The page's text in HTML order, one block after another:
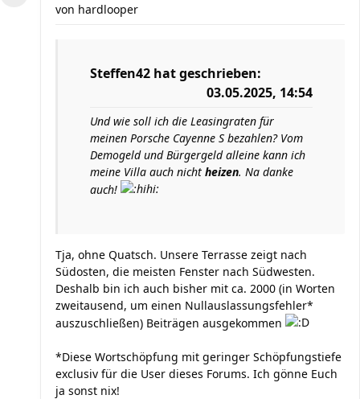
von hardlooper
Steffen42 hat geschrieben:
03.05.2025, 14:54
Und wie soll ich die Leasingraten für
meinen Porsche Cayenne S bezahlen? Vom
Demogeld und Bürgergeld alleine kann ich
meine Villa auch nicht heizen. Na danke
auch!
Tja, ohne Quatsch. Unsere Terrasse zeigt nach
Südosten, die meisten Fenster nach Südwesten.
Deshalb bin ich auch bisher mit ca. 2000 (in Worten
zweitausend, um einen Nullauslassungsfehler*
auszuschließen) Beiträgen ausgekommen
*Diese Wortschöpfung mit geringer Schöpfungstiefe
exclusiv für die User dieses Forums. Ich gönne Euch
ja sonst nix!